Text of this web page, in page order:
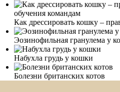
Как дрессировать кошку –
Эозинофильная гранулема у
Набухла грудь у кошки
Болезни британских котов